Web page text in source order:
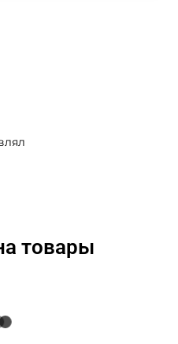
товары